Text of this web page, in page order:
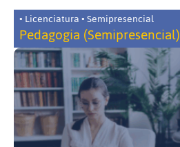
• Licenciatura • Semipresencial
Pedagogia (Semipresencial)